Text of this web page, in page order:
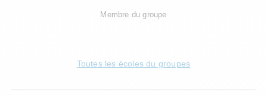
Membre du groupe
Toutes les écoles du groupes